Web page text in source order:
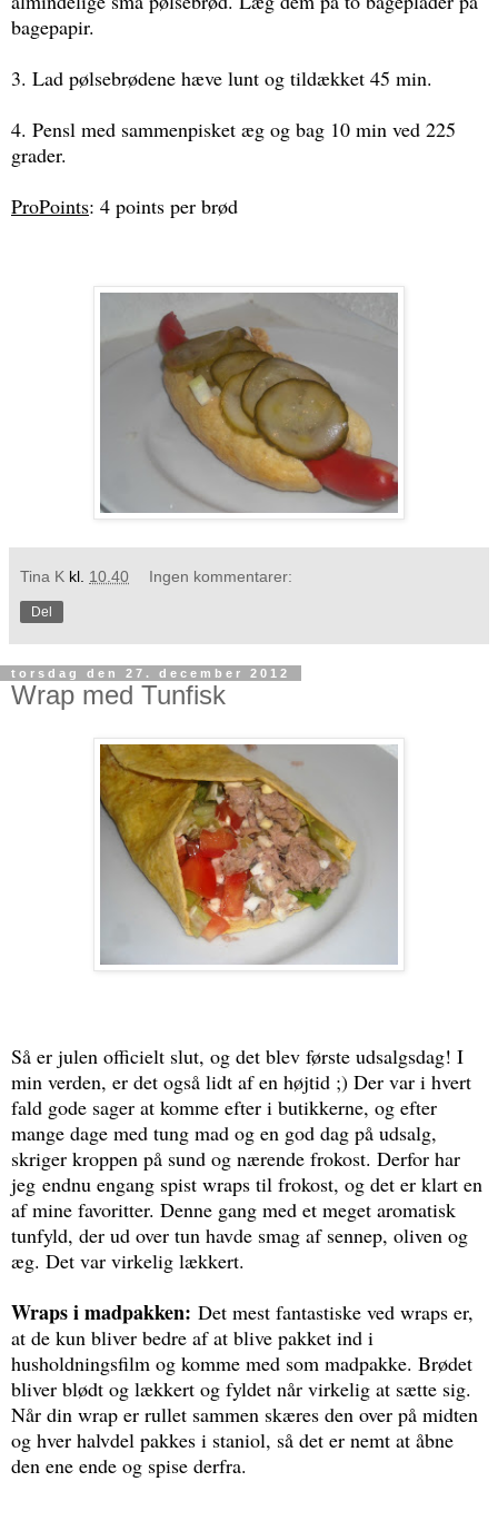
bagepapir.
3. Lad pølsebrødene hæve lunt og tildækket 45 min.
4. Pensl med sammenpisket æg og bag 10 min ved 225
grader.
ProPoints: 4 points per brød
Tina K kl. 10.40 Ingen kommentarer:
Del
torsdag den 27. december 2012
Wrap med Tunfisk
Så er julen officielt slut, og det blev første udsalgsdag! I
min verden, er det også lidt af en højtid ;) Der var i hvert
fald gode sager at komme efter i butikkerne, og efter
mange dage med tung mad og en god dag på udsalg,
skriger kroppen på sund og nærende frokost. Derfor har
jeg endnu engang spist wraps til frokost, og det er klart en
af mine favoritter. Denne gang med et meget aromatisk
tunfyld, der ud over tun havde smag af sennep, oliven og
æg. Det var virkelig lækkert.
Wraps i madpakken: Det mest fantastiske ved wraps er,
at de kun bliver bedre af at blive pakket ind i
husholdningsfilm og komme med som madpakke. Brødet
bliver blødt og lækkert og fyldet når virkelig at sætte sig.
Når din wrap er rullet sammen skæres den over på midten
og hver halvdel pakkes i staniol, så det er nemt at åbne
den ene ende og spise derfra.